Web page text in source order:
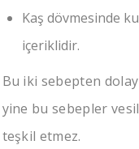
Kaş dövmesinde
içeriklidir.
Bu iki sebepten
yine bu sebepler
teşkil etmez.